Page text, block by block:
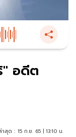
" อดีต
าสุด : 15 ก.ย. 65 | 13:10 น.